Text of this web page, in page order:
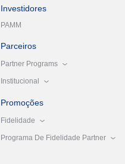
Investidores
PAMM
Parceiros
Partner Programs
Institucional
Promoções
Fidelidade
Programa De Fidelidade Partner